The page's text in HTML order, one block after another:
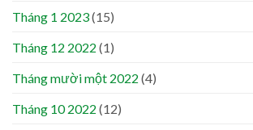
Tháng 1 2023(15)
Tháng 12 2022 (1)
Tháng mười một 2022 (4)
Tháng 10 2022 (12)